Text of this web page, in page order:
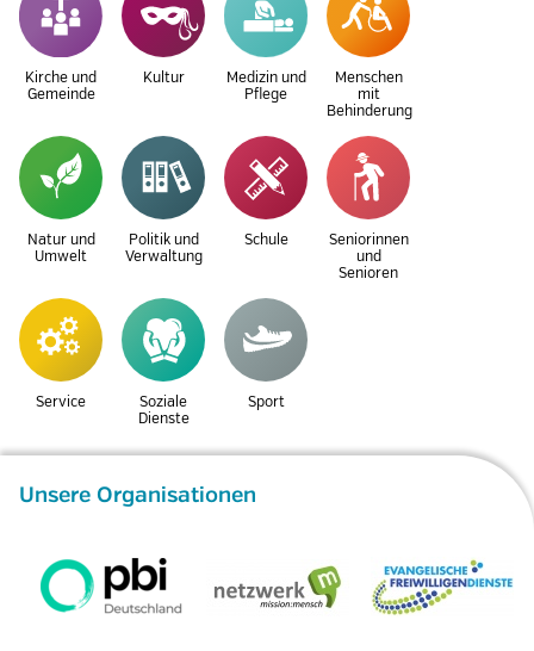
Kirche und
Gemeinde
Kultur
Medizin und
Pflege
Menschen
mit
Behinderung
Natur und
Umwelt
Politik und
Verwaltung
Schule
Seniorinnen
und
Senioren
Service
Soziale
Dienste
Sport
Unsere Organisationen